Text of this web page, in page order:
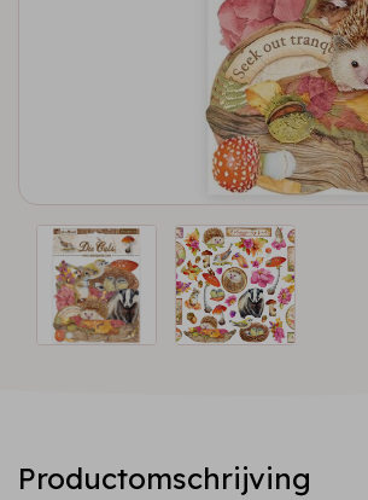
Productomschrijving